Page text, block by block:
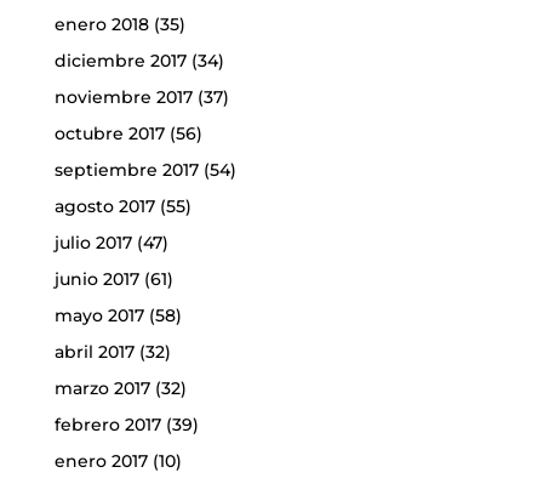
enero 2018(35)
diciembre 2017(34)
noviembre 2017(37)
octubre 2017(56)
septiembre 2017(54)
agosto 2017(55)
julio 2017(47)
junio 2017(61)
mayo 2017(58)
abril 2017(32)
marzo 2017(32)
febrero 2017(39)
enero 2017(10)